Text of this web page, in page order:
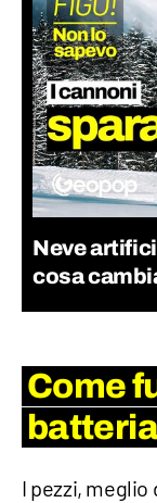
Neve
cosa
Come
I pezzi,